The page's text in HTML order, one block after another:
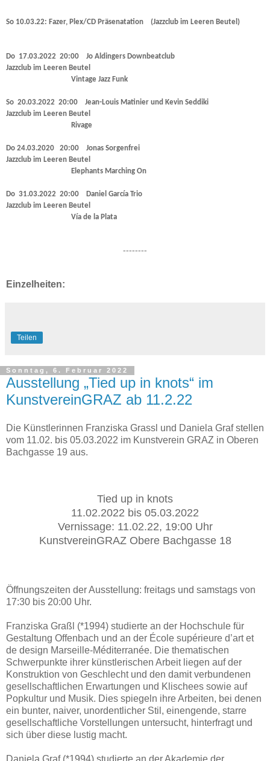
So 10.03.22: Fazer, Plex/CD Präsenatation (Jazzclub im Leeren Beutel)
Do 17.03.2022 20:00 Jo Aldingers Downbeatclub
Jazzclub im Leeren Beutel
Vintage Jazz Funk
So 20.03.2022 20:00 Jean-Louis Matinier und Kevin Seddiki
Jazzclub im Leeren Beutel
Rivage
Do 24.03.2020 20:00 Jonas Sorgenfrei
Jazzclub im Leeren Beutel
Elephants Marching On
Do 31.03.2022 20:00 Daniel García Trio
Jazzclub im Leeren Beutel
Vía de la Plata
--------
Einzelheiten:
Teilen
Sonntag, 6. Februar 2022
Ausstellung „Tied up in knots“ im
KunstvereinGRAZ ab 11.2.22
Die Künstlerinnen Franziska Grassl und Daniela Graf stellen
vom 11.02. bis 05.03.2022 im Kunstverein GRAZ in Oberen
Bachgasse 19 aus.
Tied up in knots
11.02.2022 bis 05.03.2022
Vernissage: 11.02.22, 19:00 Uhr
KunstvereinGRAZ Obere Bachgasse 18
Öffnungszeiten der Ausstellung: freitags und samstags von
17:30 bis 20:00 Uhr.
Franziska Graßl (*1994) studierte an der Hochschule für
Gestaltung Offenbach und an der École supérieure d’art et
de design Marseille-Méditerranée. Die thematischen
Schwerpunkte ihrer künstlerischen Arbeit liegen auf der
Konstruktion von Geschlecht und den damit verbundenen
gesellschaftlichen Erwartungen und Klischees sowie auf
Popkultur und Musik. Dies spiegeln ihre Arbeiten, bei denen
ein bunter, naiver, unordentlicher Stil, einengende, starre
gesellschaftliche Vorstellungen untersucht, hinterfragt und
sich über diese lustig macht.